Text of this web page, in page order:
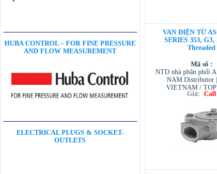
HUBA CONTROL – FOR FINE PRESSURE
AND FLOW MEASUREMENT
ELECTRICAL PLUGS & SOCKET-
OUTLETS
VAN ĐIỆN TỪ
SERIES 353, G3,
Threaded
Mã số :
NTD nhà phân phối
NAM Distributor
VIETNAM /
VIETNAM /Giá: Call